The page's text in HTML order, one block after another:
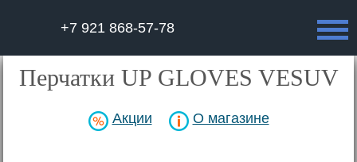
+7 921 868-57-78
Перчатки UP GLOVES VESUV
Акции О магазине